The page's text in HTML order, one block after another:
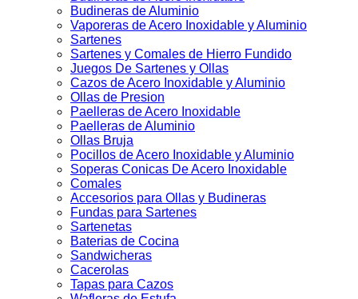
Budineras de Aluminio
Vaporeras de Acero Inoxidable y Aluminio
Sartenes
Sartenes y Comales de Hierro Fundido
Juegos De Sartenes y Ollas
Cazos de Acero Inoxidable y Aluminio
Ollas de Presion
Paelleras de Acero Inoxidable
Paelleras de Aluminio
Ollas Bruja
Pocillos de Acero Inoxidable y Aluminio
Soperas Conicas De Acero Inoxidable
Comales
Accesorios para Ollas y Budineras
Fundas para Sartenes
Sartenetas
Baterias de Cocina
Sandwicheras
Cacerolas
Tapas para Cazos